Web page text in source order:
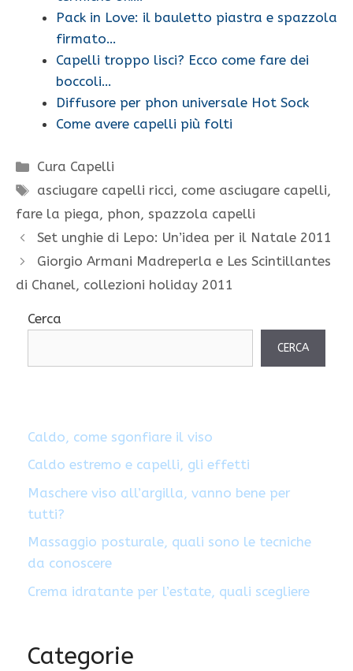
Pack in Love: il bauletto piastra e spazzola
firmato…
Capelli troppo lisci? Ecco come fare dei
boccoli…
Diffusore per phon universale Hot Sock
Come avere capelli più folti
Categorie
Cura Capelli
Tag
asciugare capelli ricci, come asciugare capelli,
fare la piega, phon, spazzola capelli
Set unghie di Lepo: Un’idea per il Natale 2011
Giorgio Armani Madreperla e Les Scintillantes
di Chanel, collezioni holiday 2011
Cerca
CERCA
Caldo, come sgonfiare il viso
Caldo estremo e capelli, gli effetti
Maschere viso all’argilla, vanno bene per
tutti?
Massaggio posturale, quali sono le tecniche
da conoscere
Crema idratante per l’estate, quali scegliere
Categorie